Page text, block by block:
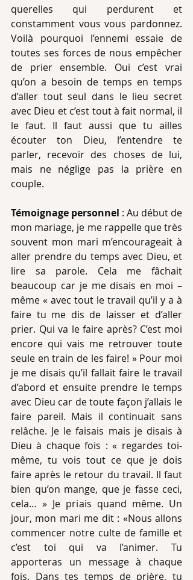
querelles qui perdurent et
constamment vous vous pardonnez.
Voilà pourquoi l’ennemi essaie de
toutes ses forces de nous empêcher
de prier ensemble. Oui c’est vrai
qu’on a besoin de temps en temps
d’aller tout seul dans le lieu secret
avec Dieu et c’est tout à fait normal, il
le faut. Il faut aussi que tu ailles
écouter ton Dieu, l’entendre te
parler, recevoir des choses de lui,
mais ne néglige pas la prière en
couple.
Témoignage personnel : Au début de
mon mariage, je me rappelle que très
souvent mon mari m’encourageait à
aller prendre du temps avec Dieu, et
lire sa parole. Cela me fâchait
beaucoup car je me disais en moi –
même « avec tout le travail qu’il y a à
faire tu me dis de laisser et d’aller
prier. Qui va le faire après? C’est moi
encore qui vais me retrouver toute
seule en train de les faire! » Pour moi
je me disais qu’il fallait faire le travail
d’abord et ensuite prendre le temps
avec Dieu car de toute façon j’allais le
faire pareil. Mais il continuait sans
relâche. Je le faisais mais je disais à
Dieu à chaque fois : « regardes toi-
même, tu vois tout ce que je dois
faire après le retour du travail. Il faut
bien qu’on mange, que je fasse ceci,
cela… » Je priais quand même. Un
jour, mon mari me dit : «Nous allons
commencer notre culte de famille et
c’est toi qui va l’animer. Tu
apporteras un message à chaque
fois. Dans tes temps de prière, tu